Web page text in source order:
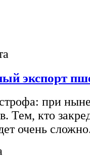
экспорт
при
Тем, кто
очень